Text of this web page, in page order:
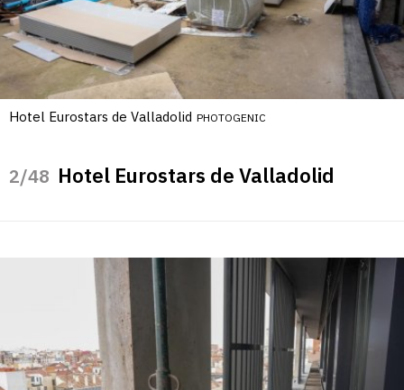
Hotel Eurostars de Valladolid PHOTOGENIC
/48 Hotel Eurostars de Valladolid